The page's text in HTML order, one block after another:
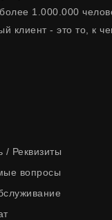
более 1.000.000
клиент - это то, к
/ Реквизиты
вопросы